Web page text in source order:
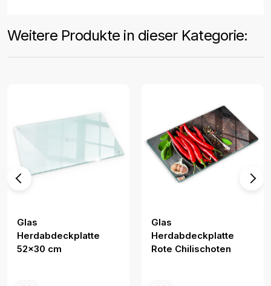
Weitere Produkte in dieser Kategorie:
Glas
Herdabdeckplatte
52x30 cm
Glas
Herdabdeckplatte
Rote Chilischoten